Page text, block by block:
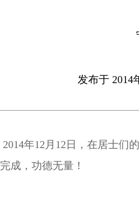
发布于 2014
2014年12月12日，在居士们
完成，功德无量！